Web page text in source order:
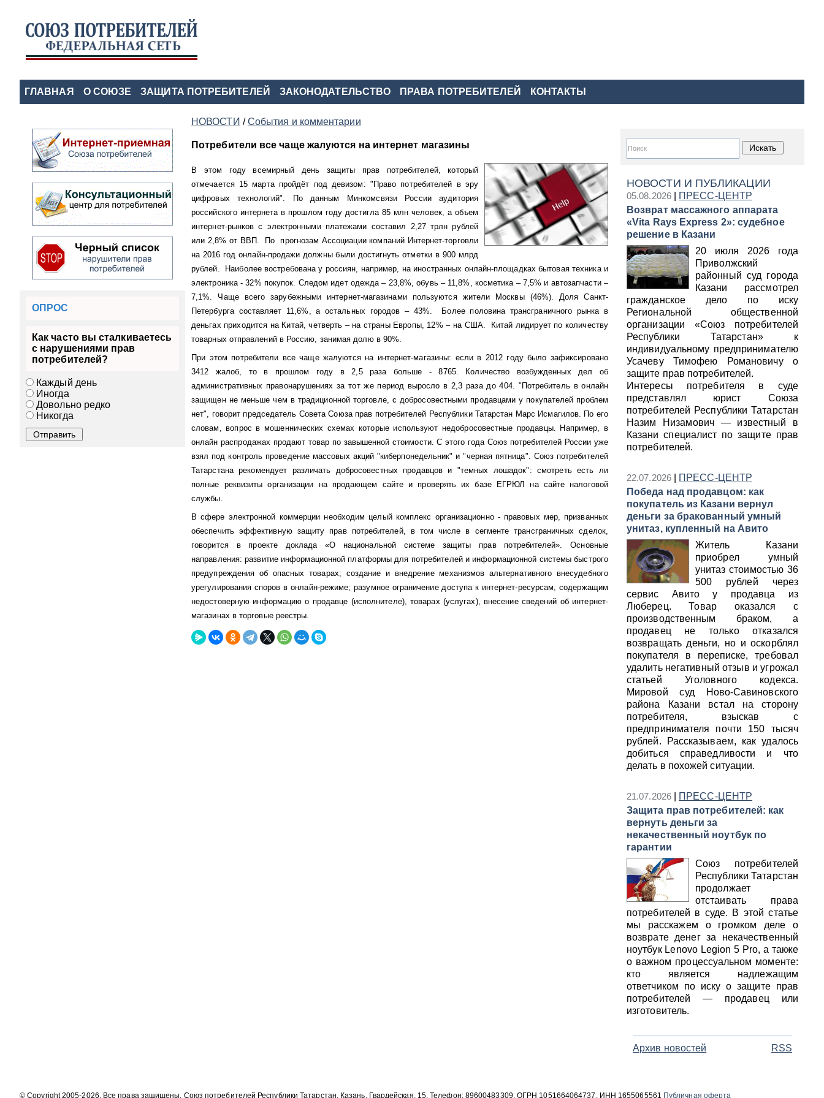
ГЛАВНАЯ О СОЮЗЕ ЗАЩИТА ПОТРЕБИТЕЛЕЙ ЗАКОНОДАТЕЛЬСТВО ПРАВА ПОТРЕБИТЕЛЕЙ КОНТАКТЫ
ОПРОС
Как часто вы сталкиваетесь
с нарушениями прав
потребителей?
Каждый день
Иногда
Довольно редко
Никогда
НОВОСТИ И ПУБЛИКАЦИИ
05.08.2026|
ПРЕСС-ЦЕНТР
Возврат массажного аппарата
«Vita Rays Express 2»: судебное
решение в Казани
20 июля 2026 года
Приволжский
районный суд города
Казани рассмотрел
гражданское дело по иску
Региональной общественной
организации «Союз потребителей
Республики Татарстан» к
индивидуальному предпринимателю
Усачеву Тимофею Романовичу о
защите прав потребителей.
Интересы потребителя в суде
представлял юрист Союза
потребителей Республики Татарстан
Назим Низамович — известный в
Казани специалист по защите прав
потребителей.
22.07.2026|
ПРЕСС-ЦЕНТР
Победа над продавцом: как
покупатель из Казани вернул
деньги за бракованный умный
унитаз, купленный на Авито
Житель Казани
приобрел умный
унитаз стоимостью 36
500 рублей через
сервис Авито у продавца из
Люберец. Товар оказался с
производственным браком, а
продавец не только отказался
возвращать деньги, но и оскорблял
покупателя в переписке, требовал
удалить негативный отзыв и угрожал
статьей Уголовного кодекса.
Мировой суд Ново-Савиновского
района Казани встал на сторону
потребителя, взыскав с
предпринимателя почти 150 тысяч
рублей. Рассказываем, как удалось
добиться справедливости и что
делать в похожей ситуации.
21.07.2026|
ПРЕСС-ЦЕНТР
Защита прав потребителей: как
вернуть деньги за
некачественный ноутбук по
гарантии
Союз потребителей
Республики Татарстан
продолжает
отстаивать права
потребителей в суде. В этой статье
мы расскажем о громком деле о
возврате денег за некачественный
ноутбук Lenovo Legion 5 Pro, а также
о важном процессуальном моменте:
кто является надлежащим
ответчиком по иску о защите прав
потребителей — продавец или
изготовитель.
Архив новостей RSS
НОВОСТИ /События и комментарии
Потребители все чаще жалуются на интернет магазины
В этом году всемирный день защиты прав потребителей, который
отмечается 15 марта пройдёт под девизом: "Право потребителей в эру
цифровых технологий". По данным Минкомсвязи России аудитория
российского интернета в прошлом году достигла 85 млн человек, а объем
интернет-рынков с электронными платежами составил 2,27 трлн рублей
или 2,8% от ВВП. По прогнозам Ассоциации компаний Интернет-торговли
на 2016 год онлайн-продажи должны были достигнуть отметки в 900 млрд
рублей. Наиболее востребована у россиян, например, на иностранных онлайн-площадках бытовая техника и
электроника - 32% покупок. Следом идет одежда – 23,8%, обувь – 11,8%, косметика – 7,5% и автозапчасти –
7,1%. Чаще всего зарубежными интернет-магазинами пользуются жители Москвы (46%). Доля Санкт-
Петербурга составляет 11,6%, а остальных городов – 43%. Более половина трансграничного рынка в
деньгах приходится на Китай, четверть – на страны Европы, 12% – на США. Китай лидирует по количеству
товарных отправлений в Россию, занимая долю в 90%.
При этом потребители все чаще жалуются на интернет-магазины: если в 2012 году было зафиксировано
3412 жалоб, то в прошлом году в 2,5 раза больше - 8765. Количество возбужденных дел об
административных правонарушениях за тот же период выросло в 2,3 раза до 404. "Потребитель в онлайн
защищен не меньше чем в традиционной торговле, с добросовестными продавцами у покупателей проблем
нет", говорит председатель Совета Союза прав потребителей Республики Татарстан Марс Исмагилов. По его
словам, вопрос в мошеннических схемах которые используют недобросовестные продавцы. Например, в
онлайн распродажах продают товар по завышенной стоимости. С этого года Союз потребителей России уже
взял под контроль проведение массовых акций "киберпонедельник" и "черная пятница". Союз потребителей
Татарстана рекомендует различать добросовестных продавцов и "темных лошадок": смотреть есть ли
полные реквизиты организации на продающем сайте и проверять их базе ЕГРЮЛ на сайте налоговой
службы.
В сфере электронной коммерции необходим целый комплекс организационно - правовых мер, призванных
обеспечить эффективную защиту прав потребителей, в том числе в сегменте трансграничных сделок,
говорится в проекте доклада «О национальной системе защиты прав потребителей». Основные
направления: развитие информационной платформы для потребителей и информационной системы быстрого
предупреждения об опасных товарах; создание и внедрение механизмов альтернативного внесудебного
урегулирования споров в онлайн-режиме; разумное ограничение доступа к интернет-ресурсам, содержащим
недостоверную информацию о продавце (исполнителе), товарах (услугах), внесение сведений об интернет-
магазинах в торговые реестры.
© Copyright 2005-2026. Все права защищены. Союз потребителей Республики Татарстан, Казань, Гвардейская, 15, Телефон: 89600483309, ОГРН 1051664064737, ИНН 1655065561 Публичная оферта